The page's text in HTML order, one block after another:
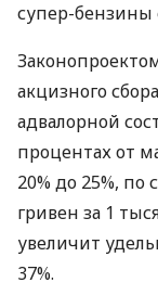
супер-бензины
акцизного
адвалорной
процентах от
20% до 25%, по
гривен за 1
увеличит
37%.